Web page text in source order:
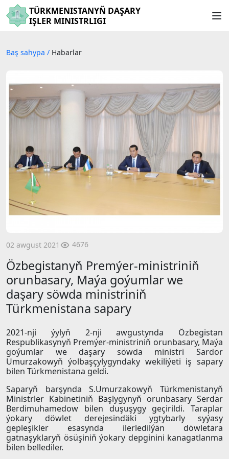
TÜRKMENISTANYŇ DAŞARY
IŞLER MINISTRLIGI
Baş sahypa / Habarlar
02 awgust 2021 4676
Özbegistanyň Premýer-ministriniň
orunbasary, Maýa goýumlar we
daşary söwda ministriniň
Türkmenistana sapary
2021-nji ýylyň 2-nji awgustynda Özbegistan
Respublikasynyň Premýer-ministriniň orunbasary, Maýa
goýumlar we daşary söwda ministri Sardor
Umurzakowyň ýolbaşçylygyndaky wekiliýeti iş sapary
bilen Türkmenistana geldi.
Saparyň barşynda S.Umurzakowyň Türkmenistanyň
Ministrler Kabinetiniň Başlygynyň orunbasary Serdar
Berdimuhamedow bilen duşuşygy geçirildi. Taraplar
ýokary döwlet derejesindäki ygtybarly syýasy
gepleşikler esasynda ilerledilýän döwletara
gatnaşyklaryň ösüşiniň ýokary depginini kanagatlanma
bilen bellediler.